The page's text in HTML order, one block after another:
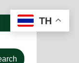
TH